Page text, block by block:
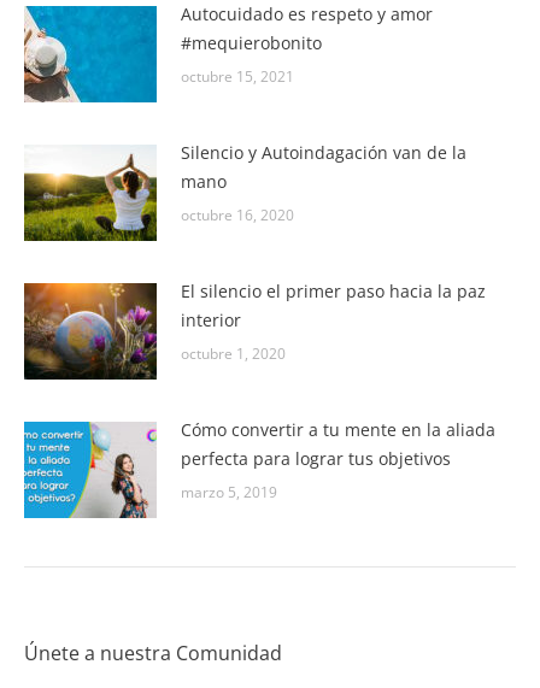
Autocuidado es respeto y amor
#mequierobonito
octubre 15, 2021
Silencio y Autoindagación van de la
mano
octubre 16, 2020
El silencio el primer paso hacia la paz
interior
octubre 1, 2020
Cómo convertir a tu mente en la aliada
perfecta para lograr tus objetivos
marzo 5, 2019
Únete a nuestra Comunidad